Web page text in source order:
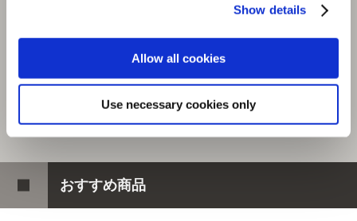
Show details
Allow all cookies
Use necessary cookies only
おすすめ商品